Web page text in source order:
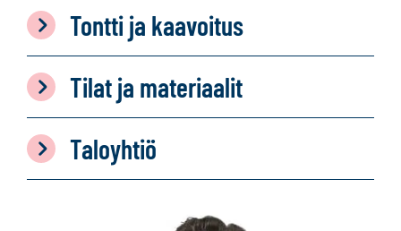
Tontti ja kaavoitus
Tilat ja materiaalit
Taloyhtiö